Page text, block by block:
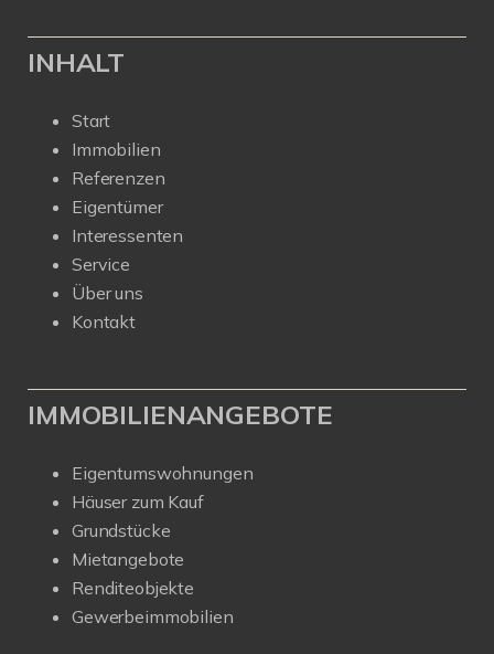
INHALT
Start
Immobilien
Referenzen
Eigentümer
Interessenten
Service
Über uns
Kontakt
IMMOBILIENANGEBOTE
Eigentumswohnungen
Häuser zum Kauf
Grundstücke
Mietangebote
Renditeobjekte
Gewerbeimmobilien